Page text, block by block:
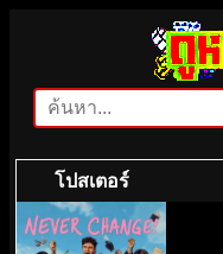
ค้นหา
โปสเตอร์